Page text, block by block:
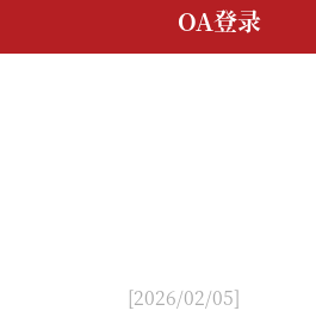
OA登录
[2026/02/05]